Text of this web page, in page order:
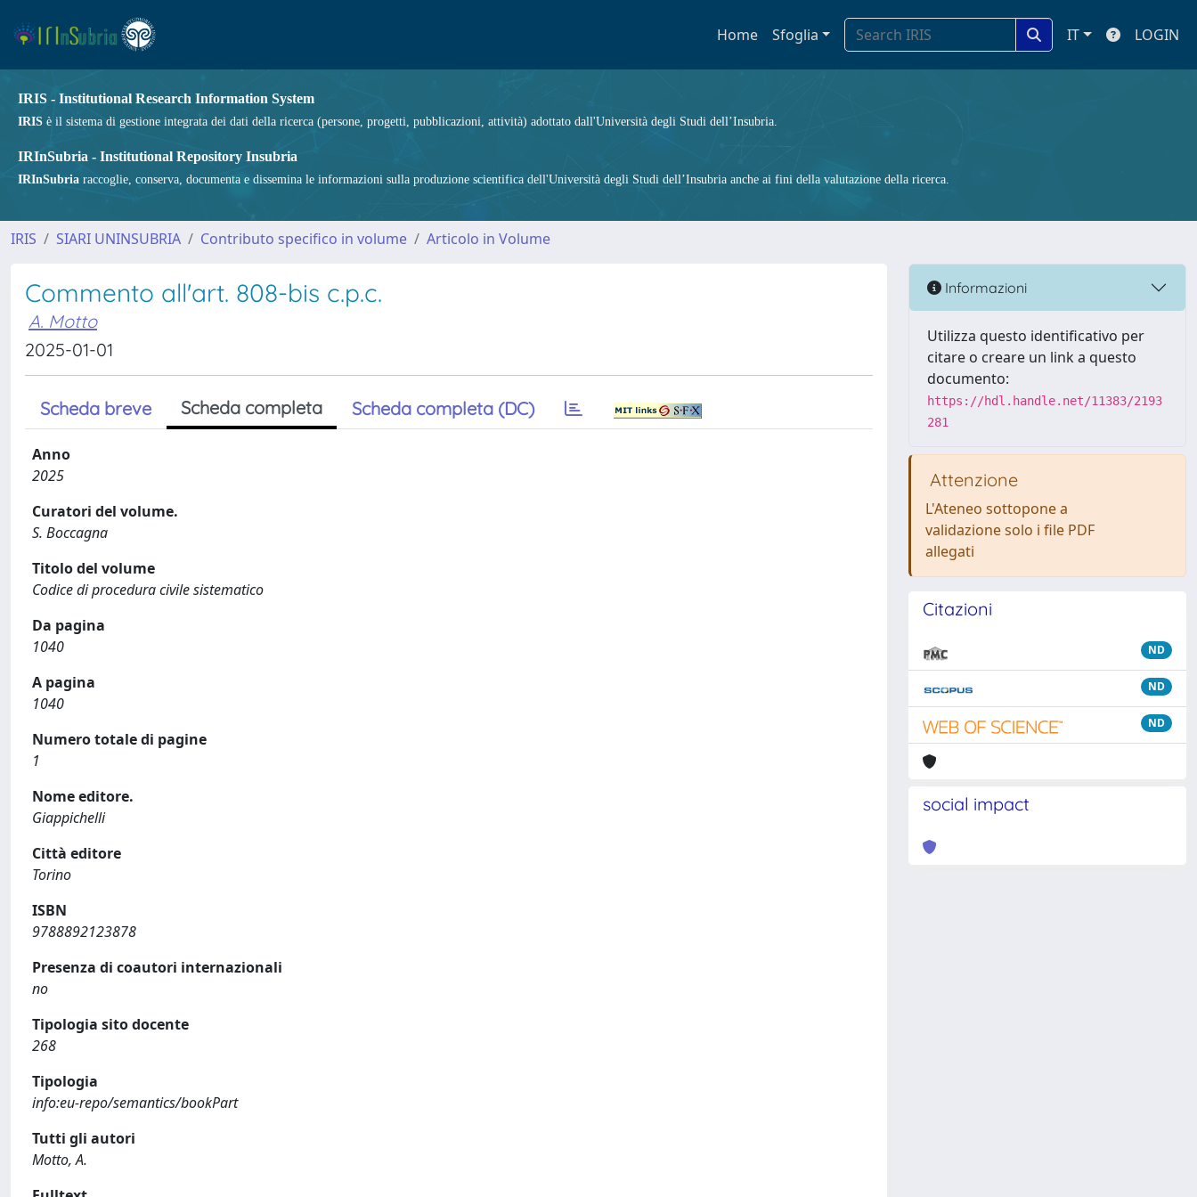
Home Sfoglia IT LOGIN
IRIS - Institutional Research Information System
IRIS è il sistema di gestione integrata dei dati della ricerca (persone, progetti, pubblicazioni, attività) adottato dall'Università degli Studi dell’Insubria.
IRInSubria - Institutional Repository Insubria
IRInSubria raccoglie, conserva, documenta e dissemina le informazioni sulla produzione scientifica dell'Università degli Studi dell’Insubria anche ai fini della valutazione della ricerca.
IRIS SIARI UNINSUBRIA Contributo specifico in volume Articolo in Volume
Commento all'art. 808-bis c.p.c.
A. Motto
2025-01-01
Scheda breve Scheda completa Scheda completa (DC)
Anno
2025
Curatori del volume.
S. Boccagna
Titolo del volume
Codice di procedura civile sistematico
Da pagina
1040
A pagina
1040
Numero totale di pagine
1
Nome editore.
Giappichelli
Città editore
Torino
ISBN
9788892123878
Presenza di coautori internazionali
no
Tipologia sito docente
268
Tipologia
info:eu-repo/semantics/bookPart
Tutti gli autori
Motto, A.
Informazioni
Utilizza questo identificativo per
citare o creare un link a questo
documento:
https://hdl.handle.net/11383/2193
281
Attenzione
L'Ateneo sottopone a
validazione solo i file PDF
allegati
Citazioni
ND
ND
ND
social impact